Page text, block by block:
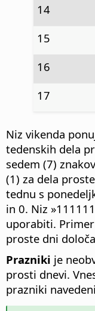
14
15
16
17
Niz vikenda
tedenskih dela
sedem (7)
(1) za dela
tednu s
in 0. Niz
uporabiti.
proste dni
Prazniki je
prosti dnevi.
prazniki